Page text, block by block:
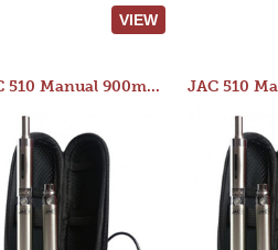
VIEW
JAC 510 Manual 900mAh Starter Kit